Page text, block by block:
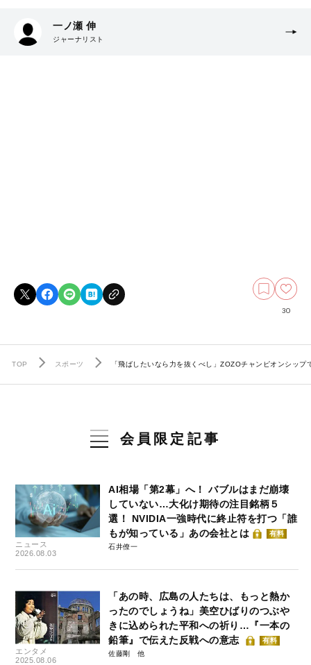
一ノ瀬 伸
ジャーナリスト
30
TOP スポーツ 「飛ばしたいなら力を抜くべし」ZOZOチャンピオンシッ
会員限定記事
ニュース
2026.08.03
AI相場「第2幕」へ！ バブルはまだ崩壊
していない…大化け期待の注目銘柄５
選！ NVIDIA一強時代に終止符を打つ「誰
もが知っている」あの会社とは
有料
石井僚一
エンタメ
2025.08.06
「あの時、広島の人たちは、もっと熱か
ったのでしょうね」美空ひばりのつぶや
きに込められた平和への祈り…『一本の
鉛筆』で伝えた反戦への意志
有料
佐藤剛